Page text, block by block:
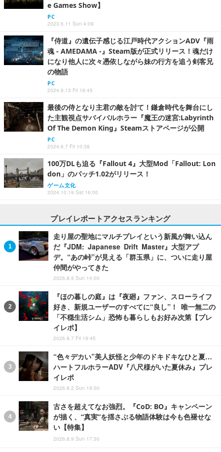
e Games Show】
PC
2023.6.11 Sun 4:09
『侍道』の遺伝子感じる江戸時代アクションADV『雨
魂 - AMEDAMA -』Steam版が正式リリース！魂だけ
になり他人に次々憑依しながら妹の行方を追う剣客兄
の物語
PC
2024.9.13 Fri 16:45
最後の侍となり主君の敵を討て！鎌倉時代を舞台にし
た主観視点サバイバルホラー『魔王の迷宮:Labyrinth
Of The Demon King』Steamストアページが公開
PC
2024.6.7 Fri 10:38
100万DLも迫る『Fallout 4』大型Mod「Fallout: Lon
don」のパッチ1.02がリリース！
ゲーム文化
2024.10.19 Sat 16:00
プレイレポートアクセスランキング
走り屋の聖地にマルチプレイという新風が舞い込ん
だ『JDM: Japanese Drift Master』大型アプ
デ。“あの峠”が見える「群玉県」に、ついに走り屋
仲間がやってきた
2026.8.9 Sun 14:00
『ほの暮しの庭』は『夜廻』ファン、スローライフ
好き、新規ユーザーのすべてに“良し”！ 唯一無二の
「不穏生活シム」恐怖も暮らしもお好み次第【プレ
イレポ】
2026.8.7 Fri 19:45
“色々デカい”美人妖怪と少年のドキドキなひと夏…
ハートフルホラーADV『八尺様がいた夏休み』プレ
イレポ
2026.8.2 Sun 19:00
古さを超えてなお強烈。『CoD: BO』キャンペーン
が描く、“真実”を揺さぶる物語体験は今も色褪せな
い【特集】
2026.8.9 Sun 17:30